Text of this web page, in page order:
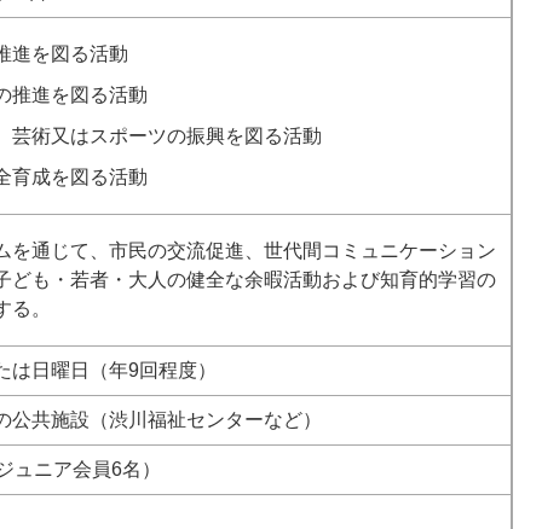
進を図る活動
推進を図る活動
芸術又はスポーツの振興を図る活動
育成を図る活動
を通じて、市民の交流促進、世代間コミュニケーション
ども・若者・大人の健全な余暇活動および知育的学習の
る。
は日曜日（年9回程度）
公共施設（渋川福祉センターなど）
ュニア会員6名）